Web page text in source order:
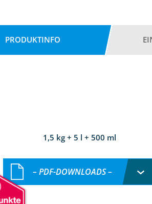
PRODUKTINFO
1,5 kg + 5 l + 500 ml
– PDF-DOWNLOADS –